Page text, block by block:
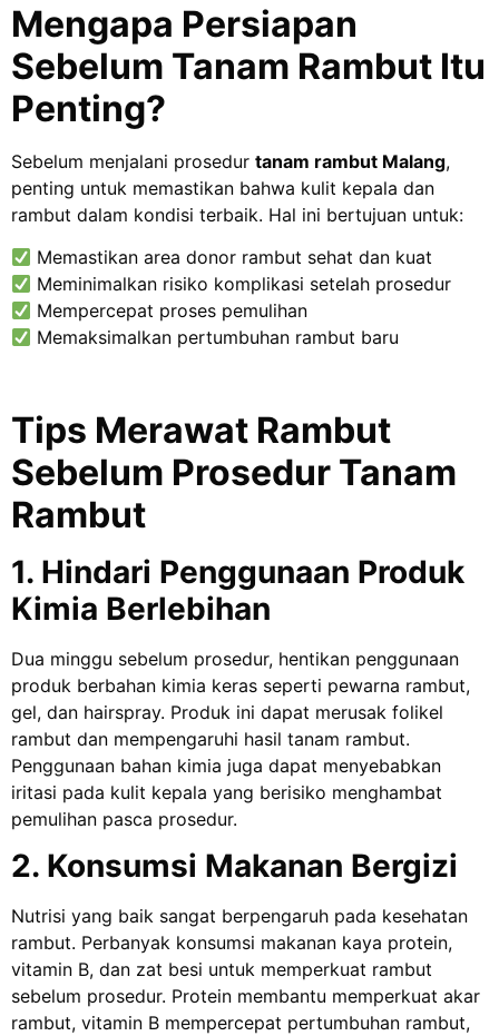
Mengapa Persiapan
Sebelum Tanam Rambut Itu
Penting?
Sebelum menjalani prosedur tanam rambut Malang,
penting untuk memastikan bahwa kulit kepala dan
rambut dalam kondisi terbaik. Hal ini bertujuan untuk:
Memastikan area donor rambut sehat dan kuat
Meminimalkan risiko komplikasi setelah prosedur
Mempercepat proses pemulihan
Memaksimalkan pertumbuhan rambut baru
Tips Merawat Rambut
Sebelum Prosedur Tanam
Rambut
1. Hindari Penggunaan Produk
Kimia Berlebihan
Dua minggu sebelum prosedur, hentikan penggunaan
produk berbahan kimia keras seperti pewarna rambut,
gel, dan hairspray. Produk ini dapat merusak folikel
rambut dan mempengaruhi hasil tanam rambut.
Penggunaan bahan kimia juga dapat menyebabkan
iritasi pada kulit kepala yang berisiko menghambat
pemulihan pasca prosedur.
2. Konsumsi Makanan Bergizi
Nutrisi yang baik sangat berpengaruh pada kesehatan
rambut. Perbanyak konsumsi makanan kaya protein,
vitamin B, dan zat besi untuk memperkuat rambut
sebelum prosedur. Protein membantu memperkuat akar
rambut, vitamin B mempercepat pertumbuhan rambut,